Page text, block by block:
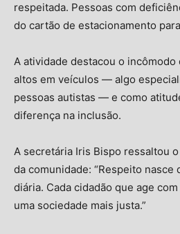
respeitada. Pessoas com
do cartão de estacionamento
A atividade destacou o incômodo
altos em veículos — algo
pessoas autistas — e como
diferença na inclusão.
A secretária Iris Bispo ressaltou
da comunidade: “Respeito nasce
diária. Cada cidadão que age
uma sociedade mais justa.”